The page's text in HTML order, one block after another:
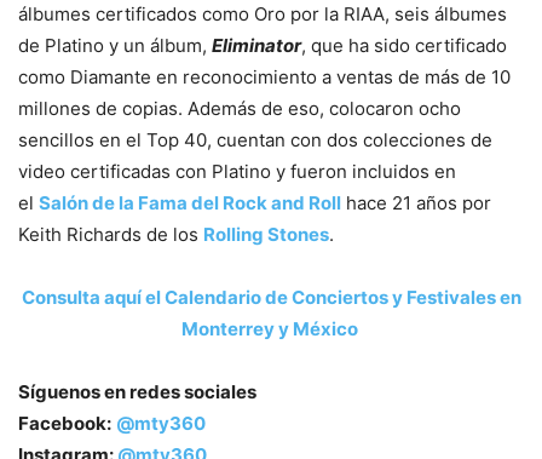
álbumes certificados como Oro por la RIAA, seis álbumes
de Platino y un álbum, Eliminator, que ha sido certificado
como Diamante en reconocimiento a ventas de más de 10
millones de copias. Además de eso, colocaron ocho
sencillos en el Top 40, cuentan con dos colecciones de
video certificadas con Platino y fueron incluidos en
el Salón de la Fama del Rock and Roll hace 21 años por
Keith Richards de los Rolling Stones.
Consulta aquí el Calendario de Conciertos y Festivales en
Monterrey y México
Síguenos en redes sociales
Facebook: @mty360
Instagram: @mty360